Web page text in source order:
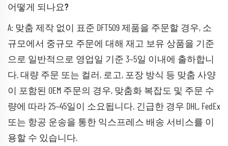
어떻게 되나요?
A: 맞춤 제작 없이 표준 DFT509 제품을 주문할 경우, 소
규모에서 중규모 주문에 대해 재고 보유 상품을 기준
으로 일반적으로 영업일 기준 3~5일 이내에 출하합니
다. 대량 주문 또는 컬러, 로고, 포장 방식 등 맞춤 사양
이 포함된 OEM 주문의 경우, 맞춤화 복잡도 및 주문 수
량에 따라 25~45일이 소요됩니다. 긴급한 경우 DHL, FedEx
또는 항공 운송을 통한 익스프레스 배송 서비스를 이
용할 수 있습니다.